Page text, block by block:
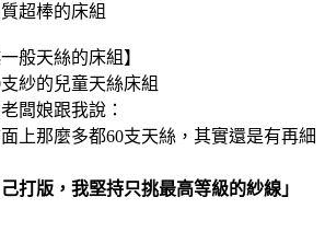
超棒的床組
般天絲的床組】
紗的兒童天絲床組
闆娘跟我說：
上那麼多都60支天絲，其實還是有再細
打版，我堅持只挑最高等級的紗線」